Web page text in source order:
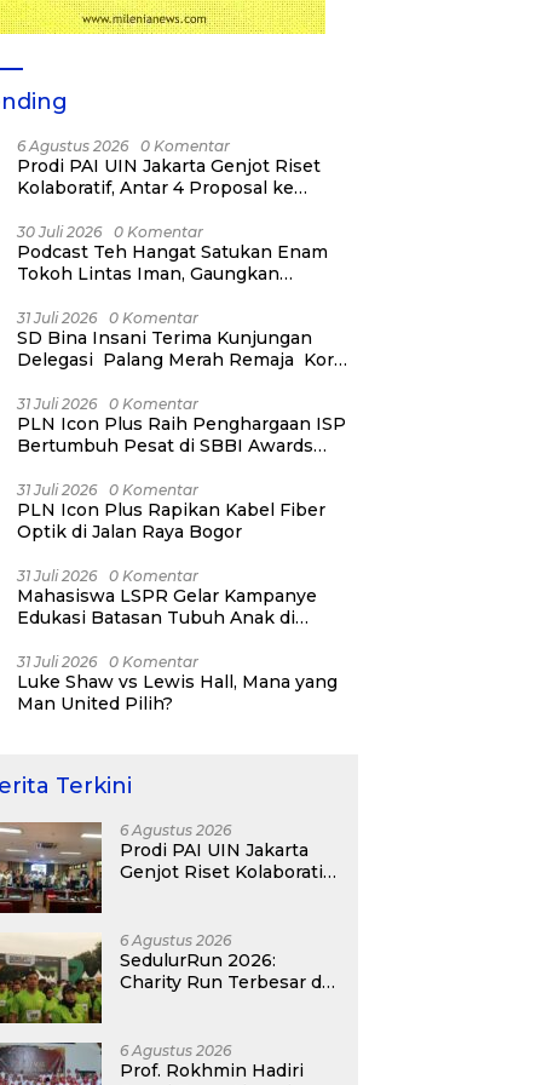
6 Agustus 2026 0 Komentar
Prodi PAI UIN Jakarta Genjot Riset
Kolaboratif, Antar 4 Proposal ke
30 Juli 2026 0 Komentar
Podcast Teh Hangat Satukan Enam
Tokoh Lintas Iman, Gaungkan
31 Juli 2026 0 Komentar
SD Bina Insani Terima Kunjungan
Delegasi Palang Merah Remaja Korea
31 Juli 2026 0 Komentar
PLN Icon Plus Raih Penghargaan ISP
Bertumbuh Pesat di SBBI Awards
31 Juli 2026 0 Komentar
PLN Icon Plus Rapikan Kabel Fiber
Optik di Jalan Raya Bogor
31 Juli 2026 0 Komentar
Mahasiswa LSPR Gelar Kampanye
Edukasi Batasan Tubuh Anak di
31 Juli 2026 0 Komentar
Luke Shaw vs Lewis Hall, Mana yang
Man United Pilih?
Terkini
6 Agustus 2026
Prodi PAI UIN Jakarta
Genjot Riset Kolaboratif,
6 Agustus 2026
SedulurRun 2026:
Charity Run Terbesar di
3.000 Peserta untuk
Dukung Pendidikan
6 Agustus 2026
Prof. Rokhmin Hadiri